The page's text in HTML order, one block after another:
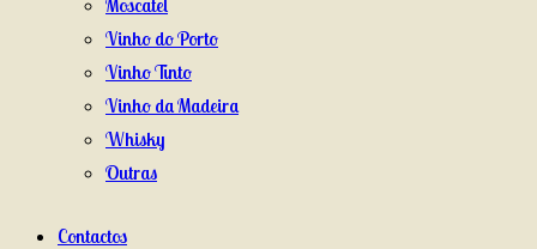
Vinho do Porto
Vinho Tinto
Vinho da Madeira
Whisky
Outras
Contactos